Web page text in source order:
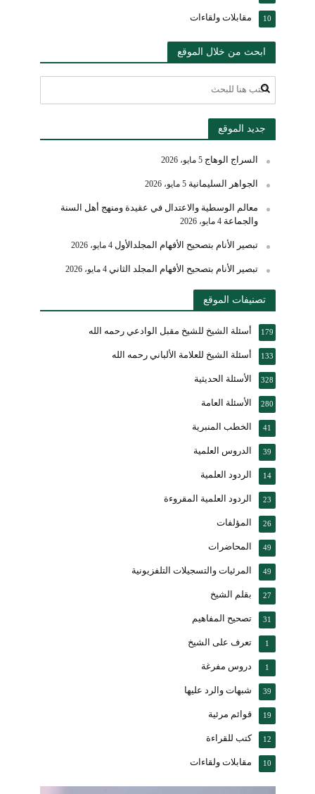
مقابلات ولقاءات 10
ابحث من خلال الموقع
جديد الموقع
السراج الوهاج 5 مايو، 2026
الجواهر السليمانية 5 مايو، 2026
معالم الوسطية والاعتدال في عقيدة ومنهج أهل السنة
والجماعة 4 مايو، 2026
تبصير الأنام بتصحيح الأفهام المجلدالأول 4 مايو، 2026
تبصير الأنام بتصحيح الأفهام المجلد الثاني 4 مايو، 2026
تصنيفات الموقع
أسئلة الشيخ للشيخ مقبل الوادعي رحمه الله 179
أسئلة الشيخ للعلامة الألباني رحمه الله 133
الأسئلة الحديثية 328
الأسئلة العامة 280
الخطب المنبرية 41
الدروس العلمية 39
الردود العلمية 14
الردود العلمية المقروءة 23
المؤلفات 26
المحاضرات 49
المرئيات والتسجيلات التلفزيونية 49
بقلم الشيخ 27
تصحيح المفاهيم 31
تعرف على الشيخ 1
دروس مفرغة 1
شبهات والرد عليها 39
قوائم مرئية 19
كتب للقراءة 12
مقابلات ولقاءات 10